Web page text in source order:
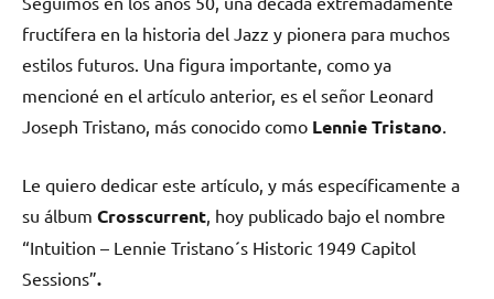
fructífera en la historia del Jazz y pionera para muchos
estilos futuros. Una figura importante, como ya
mencioné en el artículo anterior, es el señor Leonard
Joseph Tristano, más conocido como Lennie Tristano
Le quiero dedicar este artículo, y más específicamente a
su álbum Crosscurrent , hoy publicado bajo el nombre
“Intuition – Lennie Tristano´s Historic 1949 Capitol
Sessions”.